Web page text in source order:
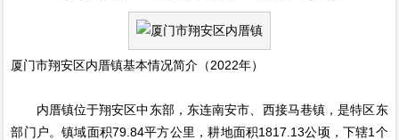
厦门市翔安区内厝镇基本情况简介（2022年）
内厝镇位于翔安区中东部，东连南安市、西接马巷镇，是特区东
部门户。镇域面积79.84平方公里，耕地面积1817.13公顷，下辖1个